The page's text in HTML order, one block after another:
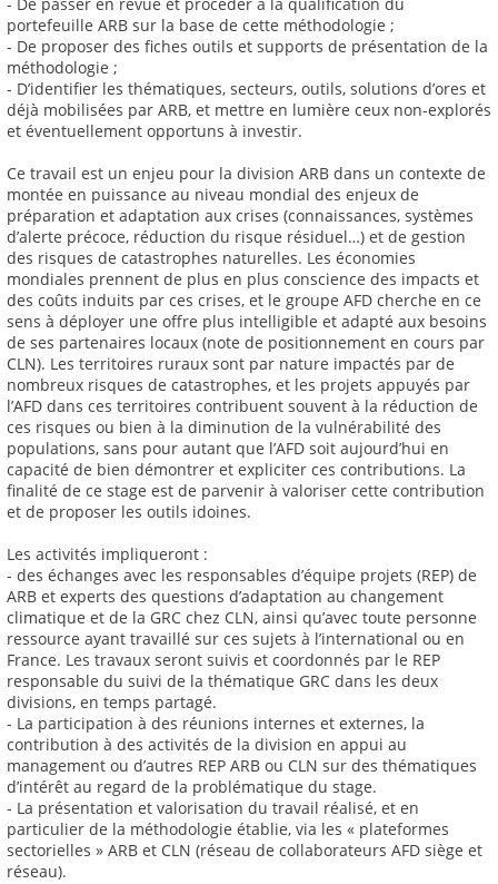
portefeuille ARB sur la base de cette méthodologie ;
- De proposer des fiches outils et supports de présentation de la
méthodologie ;
- D’identifier les thématiques, secteurs, outils, solutions d’ores et
déjà mobilisées par ARB, et mettre en lumière ceux non-explorés
et éventuellement opportuns à investir.
Ce travail est un enjeu pour la division ARB dans un contexte de
montée en puissance au niveau mondial des enjeux de
préparation et adaptation aux crises (connaissances, systèmes
d’alerte précoce, réduction du risque résiduel…) et de gestion
des risques de catastrophes naturelles. Les économies
mondiales prennent de plus en plus conscience des impacts et
des coûts induits par ces crises, et le groupe AFD cherche en ce
sens à déployer une offre plus intelligible et adapté aux besoins
de ses partenaires locaux (note de positionnement en cours par
CLN). Les territoires ruraux sont par nature impactés par de
nombreux risques de catastrophes, et les projets appuyés par
l’AFD dans ces territoires contribuent souvent à la réduction de
ces risques ou bien à la diminution de la vulnérabilité des
populations, sans pour autant que l’AFD soit aujourd’hui en
capacité de bien démontrer et expliciter ces contributions. La
finalité de ce stage est de parvenir à valoriser cette contribution
et de proposer les outils idoines.
Les activités impliqueront :
- des échanges avec les responsables d’équipe projets (REP) de
ARB et experts des questions d’adaptation au changement
climatique et de la GRC chez CLN, ainsi qu’avec toute personne
ressource ayant travaillé sur ces sujets à l’international ou en
France. Les travaux seront suivis et coordonnés par le REP
responsable du suivi de la thématique GRC dans les deux
divisions, en temps partagé.
- La participation à des réunions internes et externes, la
contribution à des activités de la division en appui au
management ou d’autres REP ARB ou CLN sur des thématiques
d’intérêt au regard de la problématique du stage.
- La présentation et valorisation du travail réalisé, et en
particulier de la méthodologie établie, via les « plateformes
sectorielles » ARB et CLN (réseau de collaborateurs AFD siège et
réseau).